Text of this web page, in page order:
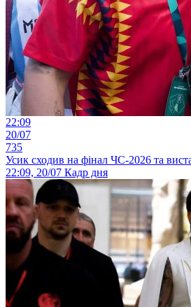
22:09
20/07
735
Усик сходив на фінал ЧС-2026 та
22:09, 20/07 Кадр дня